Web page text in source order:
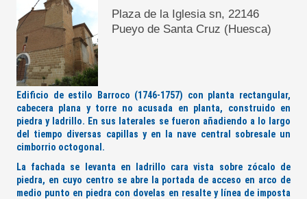
Plaza de la Iglesia sn, 22146
Pueyo de Santa Cruz (Huesca)
Edificio de estilo Barroco (1746-1757) con planta rectangular,
cabecera plana y torre no acusada en planta, construido en
piedra y ladrillo. En sus laterales se fueron añadiendo a lo largo
del tiempo diversas capillas y en la nave central sobresale un
cimborrio octogonal.
La fachada se levanta en ladrillo cara vista sobre zócalo de
piedra, en cuyo centro se abre la portada de acceso en arco de
medio punto en piedra con dovelas en resalte y línea de imposta